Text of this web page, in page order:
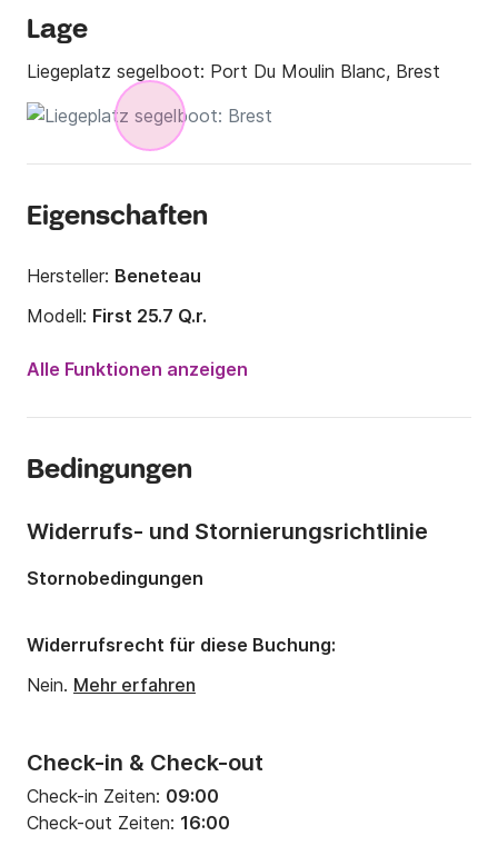
Lage
Liegeplatz segelboot: Port Du Moulin Blanc, Brest
Eigenschaften
Hersteller: Beneteau
Modell: First 25.7 Q.r.
2006
Anzahl Schlafplätze:
Tiefgang:0.85m
Motorleistung:14PS
Alle Funktionen anzeigen
Bedingungen
Check-in & Check-out
Check-in Zeiten: 09:00
Check-out Zeiten: 16:00
Widerrufs- und Stornierungsrichtlinie
Stornobedingungen
Widerrufsrecht für diese Buchung:
Nein. Mehr erfahren